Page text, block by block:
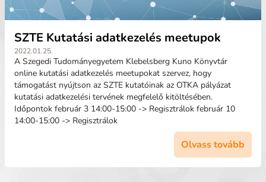
SZTE Kutatási adatkezelés meetupok
2022.01.25.
A Szegedi Tudományegyetem Klebelsberg Kuno Könyvtár
online kutatási adatkezelés meetupokat szervez, hogy
támogatást nyújtson az SZTE kutatóinak az OTKA pályázat
kutatási adatkezelési tervének megfelelő kitöltésében.
Időpontok február 3 14:00-15:00 -> Regisztrálok február 10
14:00-15:00 -> Regisztrálok
Olvass tovább